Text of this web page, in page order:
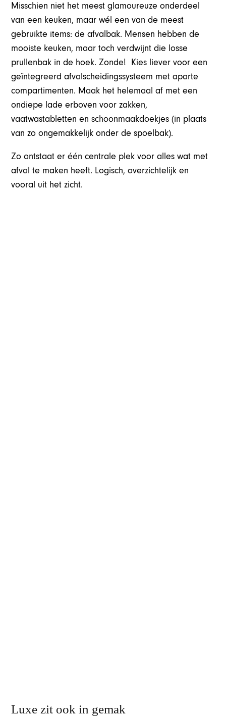
Misschien niet het meest glamoureuze onderdeel
van een keuken, maar wél een van de meest
gebruikte items: de afvalbak. Mensen hebben de
mooiste keuken, maar toch verdwijnt die losse
prullenbak in de hoek. Zonde! Kies liever voor een
geïntegreerd afvalscheidingssysteem met aparte
compartimenten. Maak het helemaal af met een
ondiepe lade erboven voor zakken,
vaatwastabletten en schoonmaakdoekjes (in plaats
van zo ongemakkelijk onder de spoelbak).
Zo ontstaat er één centrale plek voor alles wat met
afval te maken heeft. Logisch, overzichtelijk en
vooral uit het zicht.
Luxe zit ook in gemak